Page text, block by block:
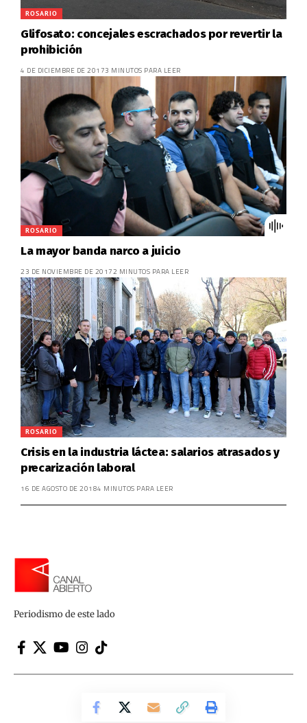
ROSARIO
Glifosato: concejales escrachados por revertir la
prohibición
4 DE DICIEMBRE DE 20173 MINUTOS PARA LEER
ROSARIO
La mayor banda narco a juicio
23 DE NOVIEMBRE DE 20172 MINUTOS PARA LEER
ROSARIO
Crisis en la industria láctea: salarios atrasados y
precarización laboral
16 DE AGOSTO DE 20184 MINUTOS PARA LEER
Periodismo de este lado
Canal Abierto | Periodismo de este lado